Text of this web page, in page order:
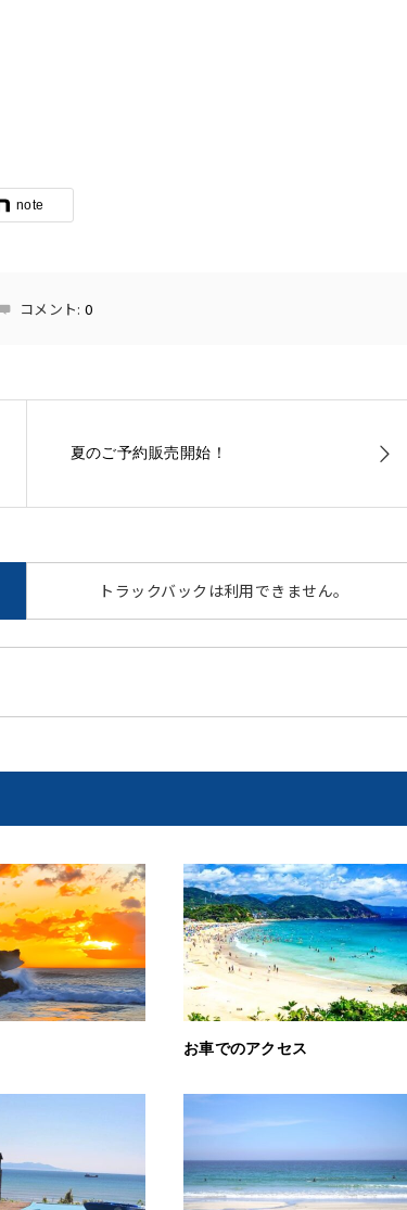
note
コメント:0
夏のご予約販売開始！
トラックバックは利用できません。
お車でのアクセス